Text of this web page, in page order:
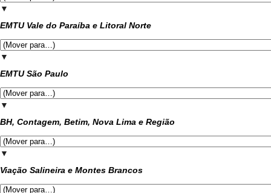
▼
EMTU Vale do Paraíba e Litoral Norte
▼
EMTU São Paulo
▼
BH, Contagem, Betim, Nova Lima e Região
▼
Viação Salineira e Montes Brancos